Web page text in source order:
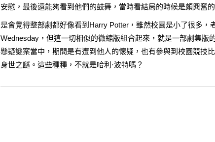
安慰，最後還能夠看到他們的鼓舞，當時看結局的時候是頗興奮的
是會覺得整部劇都好像看到Harry Potter，雖然校園是小了很多，
Wednesday，但這一切相似的微縮版組合起來，就是一部劇集版
懸疑謎案當中，期間是有遭到他人的懷疑，也有參與到校園競技
身世之謎。這些種種，不就是哈利·波特嗎？